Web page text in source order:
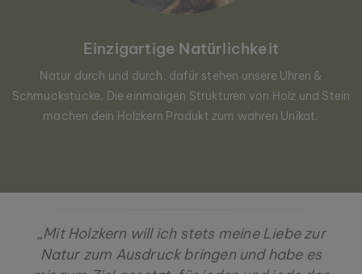
Einzigartige Natürlichkeit
Natur durch und durch, dafür stehen unsere Uhren &
Schmuckstücke. Die einmaligen Strukturen von Holz und Stein
machen dein Holzkern Produkt zum wahren Unikat.
„Mit Holzkern will ich stets meine Liebe zur
Natur zum Ausdruck bringen und habe es